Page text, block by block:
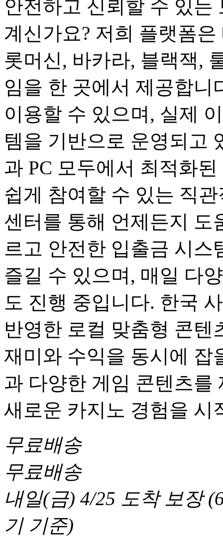
안전하고 신뢰할 수 있는
계신가요? 저희 플랫폼
롯머신, 바카라, 블랙잭,
임을 한 곳에서 제공합니
이용할 수 있으며, 실제
템을 기반으로 운영되고
과 PC 모두에서 최적화
쉽게 참여할 수 있는 직
센터를 통해 언제든지 도
르고 안전한 입출금 시스
즐길 수 있으며, 매일 다
도 진행 중입니다. 한국
반영한 로컬 맞춤형 콘텐
재미와 수익을 동시에 잡
과 다양한 게임 콘텐츠를
새로운 카지노 경험을 시
무료배송
무료배송
내일(금) 4/25 도착 보장(
기 기준)